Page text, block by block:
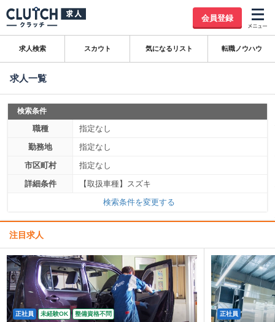
会員登録
求人検索 スカウト 気になるリスト 転職ノウハウ
求人一覧
検索条件
職種
指定なし
勤務地
指定なし
市区町村
指定なし
詳細条件
【取扱車種】スズキ
検索条件を変更する
注目求人
正社員 未経験OK 整備資格不問 正社員